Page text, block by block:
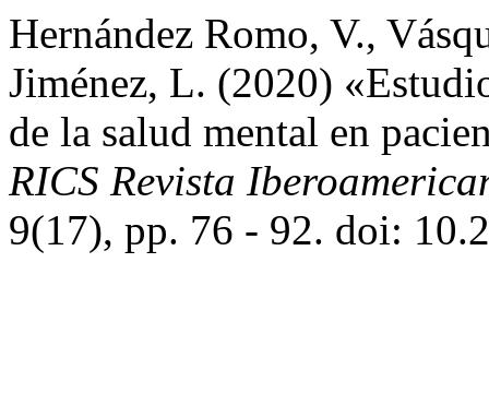
Hernández Romo, V.,
Jiménez, L. (2020)
de la salud mental en
RICS Revista
9(17), pp. 76 - 92. doi: